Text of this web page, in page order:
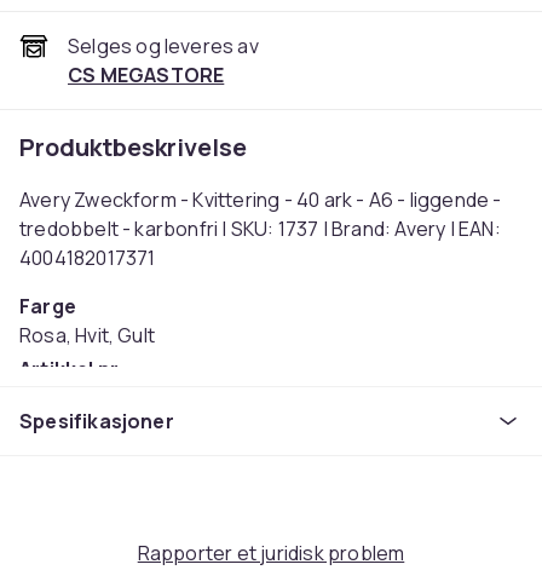
Selges og leveres av
CS MEGASTORE
Produktbeskrivelse
Avery Zweckform - Kvittering - 40 ark - A6 - liggende -
tredobbelt - karbonfri | SKU: 1737 | Brand: Avery | EAN:
4004182017371
Farge
Rosa, Hvit, Gult
Artikkel nr.
Spesifikasjoner
Rapporter et juridisk problem